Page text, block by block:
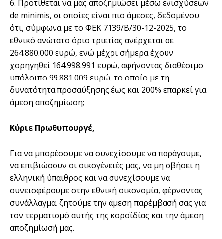
6. Προτίθεται να μας αποζημιώσει μέσω ενισχύσεων
de minimis, οι οποίες είναι πιο άμεσες, δεδομένου
ότι, σύμφωνα με το ΦΕΚ 7139/Β/30-12-2025, το
εθνικό ανώτατο όριο τριετίας ανέρχεται σε
264.880.000 ευρώ, ενώ μέχρι σήμερα έχουν
χορηγηθεί 164.998.991 ευρώ, αφήνοντας διαθέσιμο
υπόλοιπο 99.881.009 ευρώ, το οποίο με τη
δυνατότητα προσαύξησης έως και 200% επαρκεί για
άμεση αποζημίωση;
Κύριε Πρωθυπουργέ,
Για να μπορέσουμε να συνεχίσουμε να παράγουμε,
να επιβιώσουν οι οικογένειές μας, να μη σβήσει η
ελληνική ύπαιθρος και να συνεχίσουμε να
συνεισφέρουμε στην εθνική οικονομία, φέρνοντας
συνάλλαγμα, ζητούμε την άμεση παρέμβασή σας για
τον τερματισμό αυτής της κοροϊδίας και την άμεση
αποζημίωσή μας.